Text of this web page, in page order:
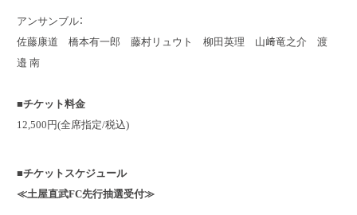
アンサンブル：
佐藤康道 橋本有一郎 藤村リュウト 柳田英理 山﨑竜之介 渡
邉 南
■チケット料金
12,500円(全席指定/税込)
■チケットスケジュール
≪土屋直武FC先行抽選受付≫